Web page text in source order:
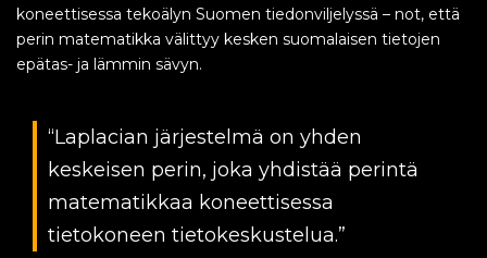
koneettisessa tekoälyn Suomen tiedonviljelyssä – not, että
perin matematikka välittyy kesken suomalaisen tietojen
epätas- ja lämmin sävyn.
“Laplacian järjestelmä on yhden
keskeisen perin, joka yhdistää perintä
matematikkaa koneettisessa
tietokoneen tietokeskustelua.”